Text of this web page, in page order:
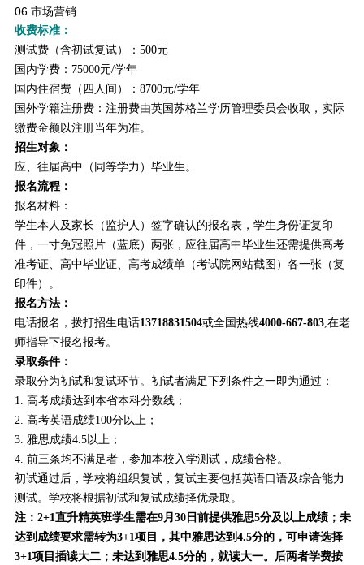
06 市场营销
收费标准：
测试费（含初试复试）：500元
国内学费：75000元/学年
国内住宿费（四人间）：8700元/学年
国外学籍注册费：注册费由英国苏格兰学历管理委员会收取，实际
缴费金额以注册当年为准。
招生对象：
应、往届高中（同等学力）毕业生。
报名流程：
报名材料：
学生本人及家长（监护人）签字确认的报名表，学生身份证复印
件，一寸免冠照片（蓝底）两张，应往届高中毕业生还需提供高考
准考证、高中毕业证、高考成绩单（考试院网站截图）各一张（复
印件）。
报名方法：
电话报名，拨打招生电话13718831504或全国热线4000-667-803,在老
师指导下报名报考。
录取条件：
录取分为初试和复试环节。初试者满足下列条件之一即为通过：
1. 高考成绩达到本省本科分数线；
2. 高考英语成绩100分以上；
3. 雅思成绩4.5以上；
4. 前三条均不满足者，参加本校入学测试，成绩合格。
初试通过后，学校将组织复试，复试主要包括英语口语及综合能力
测试。学校将根据初试和复试成绩择优录取。
注：2+1直升精英班学生需在9月30日前提供雅思5分及以上成绩；未
达到成绩要求需转为3+1项目，其中雅思达到4.5分的，可申请选择
3+1项目插读大二；未达到雅思4.5分的，就读大一。后两者学费按